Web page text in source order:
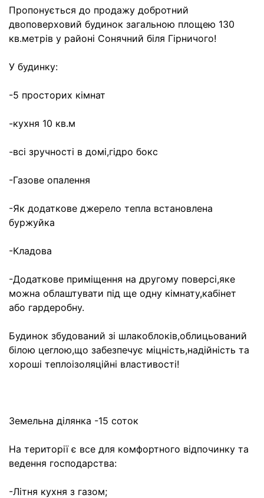
Пропонується до продажу добротний
двоповерховий будинок загальною площею 130
кв.метрів у районі Сонячний біля Гірничого!
У будинку:
-5 просторих кімнат
-кухня 10 кв.м
-всі зручності в домі,гідро бокс
-Газове опалення
-Як додаткове джерело тепла встановлена
буржуйка
-Кладова
-Додаткове приміщення на другому поверсі,яке
можна облаштувати під ще одну кімнату,кабінет
або гардеробну.
Будинок збудований зі шлакоблоків,облицьований
білою цеглою,що забезпечує міцність,надійність та
хороші теплоізоляційні властивості!
Земельна ділянка -15 соток
На території є все для комфортного відпочинку та
ведення господарства:
-Літня кухня з газом;